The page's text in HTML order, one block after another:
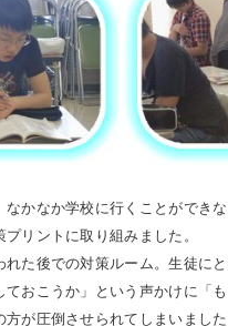
なかなか学校に行くことができ
リントに取り組みました。
た後での対策ルーム。生徒に
おこうか」という声かけに「
が圧倒させられてしまいました